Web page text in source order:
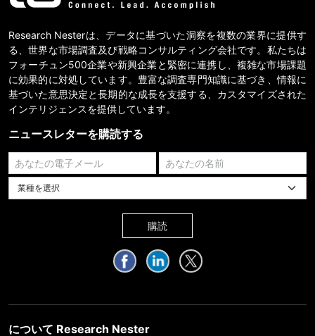
Research Nesterは、データに基づいた洞察を複数の業界に提供す
る、世界な市場調査及び戦略コンサルティング会社です。私たちは
フォーチュン500企業や新興企業と緊密に連携し、複雑な市場課題
に効果的に対処しています。豊富な調査専門知識に基づき、情報に
基づいた意思決定と長期的な成長を支援する、カスタマイズされた
インテリジェンスを提供しています。
ニュースレターを購読する
業種を選択してください
購読
について Research Nester